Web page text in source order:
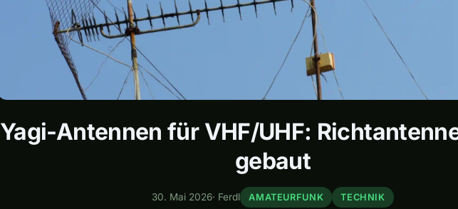
Yagi-Antennen für VHF/UHF:
gebaut
30. Mai 2026· Ferdl AMATEURFUNK TECHNIK